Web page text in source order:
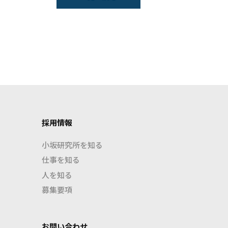
採用情報
小坂研究所を知る
仕事を知る
人を知る
募集要項